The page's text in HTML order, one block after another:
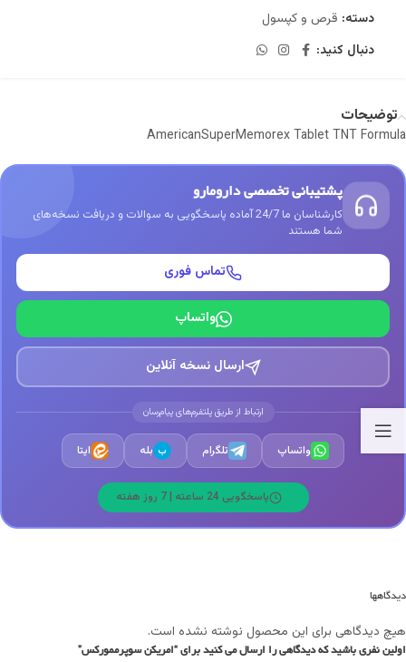
دسته: قرص و کپسول
دنبال کنید:
توضیحات
AmericanSuperMemorex Tablet TNT Formula
پشتیبانی تخصصی دارومارو
کارشناسان ما 24/7 آماده پاسخگویی به سوالات و دریافت نسخه‌های
شما هستند
تماس فوری
واتساپ
ارسال نسخه آنلاین
ارتباط از طریق پلتفرم‌های پیام‌رسان
واتساپ تلگرام ب بله ایتا
پاسخگویی 24 ساعته | 7 روز هفته
دیدگاهها
هیچ دیدگاهی برای این محصول نوشته نشده است.
اولین نفری باشید که دیدگاهی را ارسال می کنید برای “امريکن سوپرممورکس”